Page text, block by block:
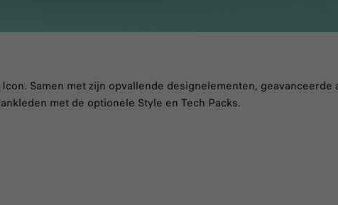
Samen met zijn opvallende designelementen,
met de optionele Style en Tech Packs.